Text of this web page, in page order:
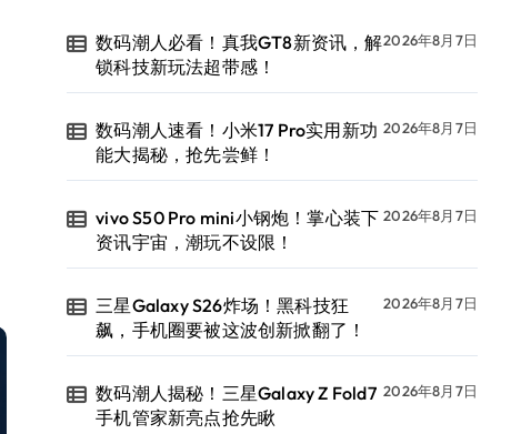
数码潮人必看！真我GT8新资讯，解
锁科技新玩法超带感！
2026年8月7日
数码潮人速看！小米17 Pro实用新功
能大揭秘，抢先尝鲜！
2026年8月7日
vivo S50 Pro mini小钢炮！掌心装下
资讯宇宙，潮玩不设限！
2026年8月7日
三星Galaxy S26炸场！黑科技狂
飙，手机圈要被这波创新掀翻了！
2026年8月7日
数码潮人揭秘！三星Galaxy Z Fold7
手机管家新亮点抢先瞅
2026年8月7日